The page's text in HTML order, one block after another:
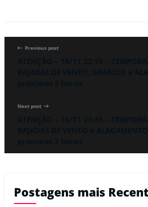
Previous post
Next post
Postagens mais